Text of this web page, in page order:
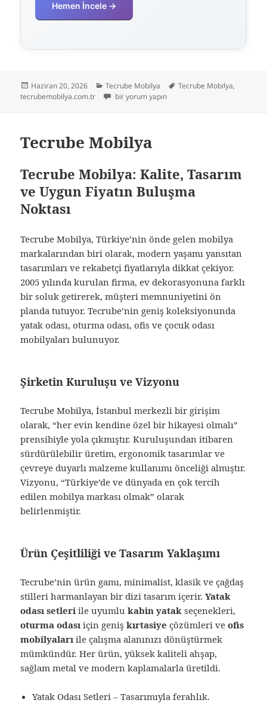
Hemen İncele →
Yayın
tarihi
Haziran 20, 2026 Kategoriler
Tecrube Mobilya Etiketler
Tecrube Mobilya,
tecrubemobilya.com.tr
Tecrube Mobilya için
bir yorum yapın
Tecrube Mobilya
Tecrube Mobilya: Kalite, Tasarım
ve Uygun Fiyatın Buluşma
Noktası
Tecrube Mobilya, Türkiye’nin önde gelen mobilya
markalarından biri olarak, modern yaşamı yansıtan
tasarımları ve rekabetçi fiyatlarıyla dikkat çekiyor.
2005 yılında kurulan firma, ev dekorasyonuna farklı
bir soluk getirerek, müşteri memnuniyetini ön
planda tutuyor. Tecrube’nin geniş koleksiyonunda
yatak odası, oturma odası, ofis ve çocuk odası
mobilyaları bulunuyor.
Şirketin Kuruluşu ve Vizyonu
Tecrube Mobilya, İstanbul merkezli bir girişim
olarak, “her evin kendine özel bir hikayesi olmalı”
prensibiyle yola çıkmıştır. Kuruluşundan itibaren
sürdürülebilir üretim, ergonomik tasarımlar ve
çevreye duyarlı malzeme kullanımı önceliği almıştır.
Vizyonu, “Türkiye’de ve dünyada en çok tercih
edilen mobilya markası olmak” olarak
belirlenmiştir.
Ürün Çeşitliliği ve Tasarım Yaklaşımı
Tecrube’nin ürün gamı, minimalist, klasik ve çağdaş
stilleri harmanlayan bir dizi tasarım içerir.Yatak
odası setleri ile uyumlukabin yatak seçenekleri,
oturma odası için genişkırtasiye çözümleri veofis
mobilyaları ile çalışma alanınızı dönüştürmek
mümkündür. Her ürün, yüksek kaliteli ahşap,
sağlam metal ve modern kaplamalarla üretildi.
Yatak Odası Setleri – Tasarımıyla ferahlık.